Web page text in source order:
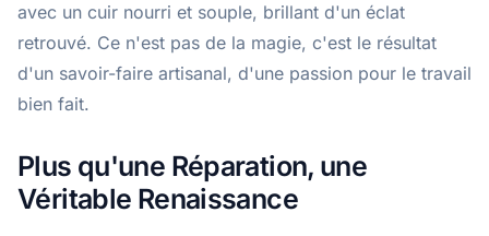
avec un cuir nourri et souple, brillant d'un éclat
retrouvé. Ce n'est pas de la magie, c'est le résultat
d'un savoir-faire artisanal, d'une passion pour le travail
bien fait.
Plus qu'une Réparation, une
Véritable Renaissance